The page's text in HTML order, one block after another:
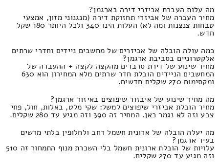
מה עלות העברת אביזרי דירה בארגמן?
מחיר העברה של אביזרי תחזוקת דירה (מנגנוני מזון, אמצעי
טבחות צנצנות ומה לא) העלות הינו 340 ולכל היותר 180 שקל
חדש.
כמה עולה הובלה של אביזרים של מחשבים ניידים וחדרי שרתים
אלקטרוניים בסביבת ארגמן?
מחיר שינוע של דירת סרברים מהקצה לקצה + ההעברה של
המחשבים הניידים הובלת חדר שרתים מלא המחירון הוא 630
ומקסימום 270 שקלים חדשים.
מה מחיר שינוע של איבזור שיפוצים באיזור ארגמן?
מחיר הובלת אביזרי שיפוצים למשל: שקי מלט, באלות, חול, פחי
צבע וזה לא נגמר כאן. המחיר זה 390 וזה מגיע עד 280 שקלים.
מה יעלה הובלה של ארונית חשמל רחב ולחלופין בלתי מרשים
בעיר ארגמן?
עלויות של הובלת ארונית חשמל בלי השכרת מנוף התמחור זה 510
וזה מגיע עד 270 שקלים.